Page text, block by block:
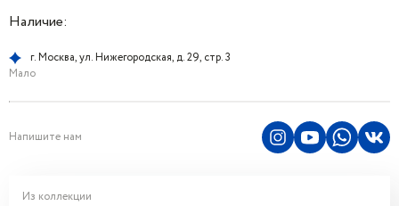
Наличие:
г. Москва, ул. Нижегородская, д. 29, стр. 3
Мало
Напишите нам
Из коллекции